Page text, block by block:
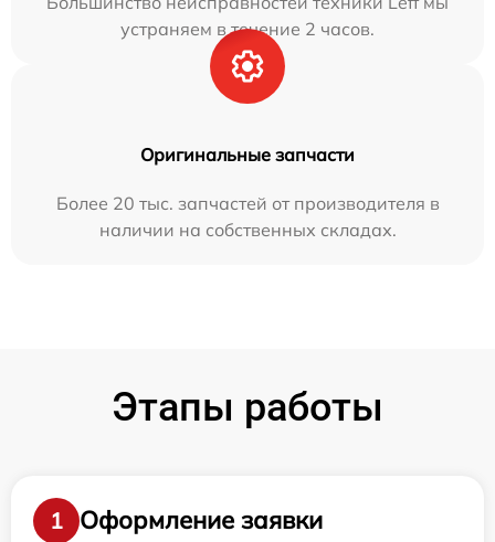
устраняем в течение 2 часов.
Оригинальные запчасти
Более 20 тыс. запчастей от производителя в
наличии на собственных складах.
Этапы работы
1 Оформление заявки